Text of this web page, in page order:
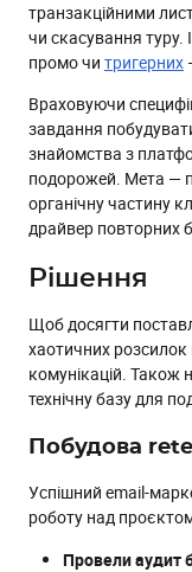
транзакційними
чи скасування туру.
промо чи тригерних
Враховуючи
завдання
знайомства з
подорожей. Мета —
органічну частину
драйвер повторних
Рішення
Щоб досягти
хаотичних розсилок
комунікацій. Також
технічну базу для
Побудова
Успішний email-
роботу над
Провели аудит